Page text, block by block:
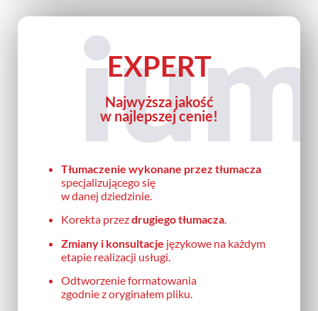
EXPERT
Najwyższa jakość
w najlepszej cenie!
Tłumaczenie wykonane przez tłumacza
specjalizującego się
w danej dziedzinie.
Korekta przezdrugiego tłumacza.
Zmiany i konsultacje językowe na każdym
etapie realizacji usługi.
Odtworzenie formatowania
zgodnie z oryginałem pliku.